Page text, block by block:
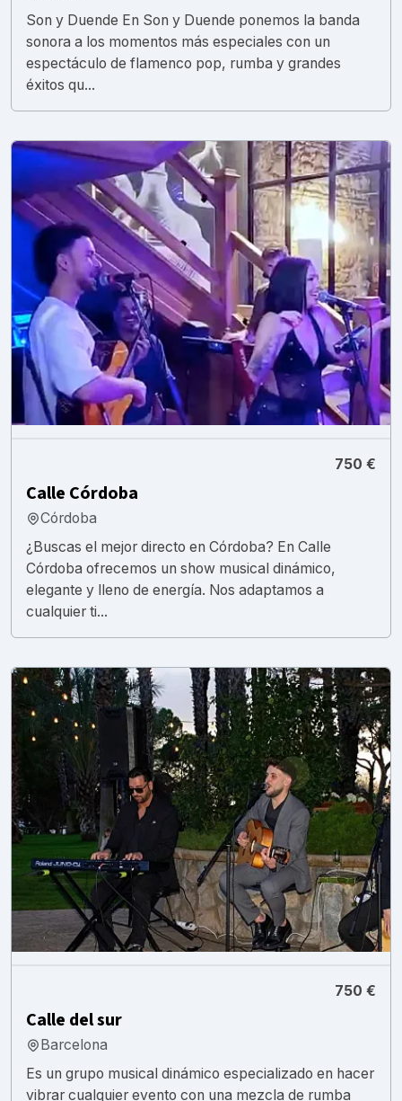
Son y Duende En Son y Duende ponemos la banda
sonora a los momentos más especiales con un
espectáculo de flamenco pop, rumba y grandes
éxitos qu...
750 €
Calle Córdoba
Córdoba
¿Buscas el mejor directo en Córdoba? En Calle
Córdoba ofrecemos un show musical dinámico,
elegante y lleno de energía. Nos adaptamos a
cualquier ti...
750 €
Calle del sur
Barcelona
Es un grupo musical dinámico especializado en hacer
vibrar cualquier evento con una mezcla de rumba